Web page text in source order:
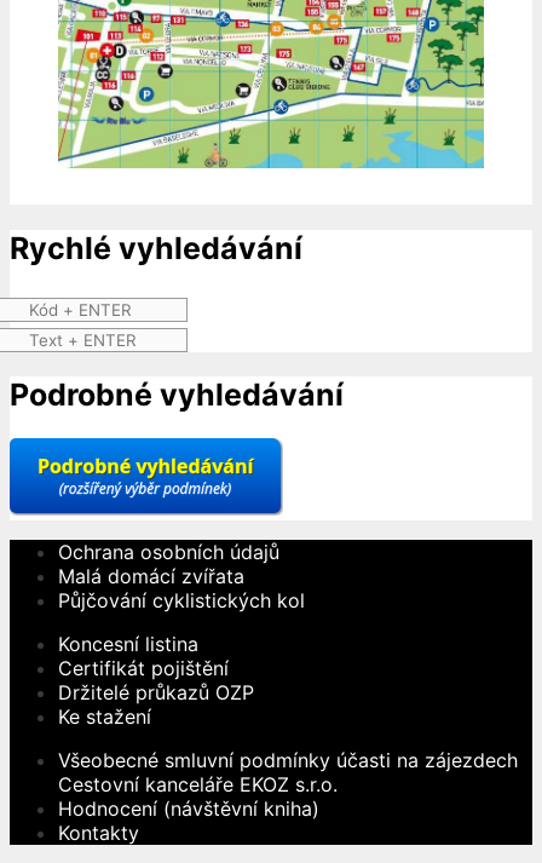
Rychlé vyhledávání
Podrobné vyhledávání
Ochrana osobních údajů
Malá domácí zvířata
Půjčování cyklistických kol
Koncesní listina
Certifikát pojištění
Držitelé průkazů OZP
Ke stažení
Všeobecné smluvní podmínky účasti na zájezdech
Cestovní kanceláře EKOZ s.r.o.
Hodnocení (návštěvní kniha)
Kontakty